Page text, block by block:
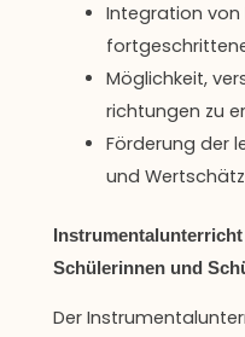
Integration von
Möglichkeit,
richtungen zu
Förderung der
und
Schülerinnen und
Der